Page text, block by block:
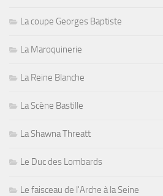
La coupe Georges Baptiste
La Maroquinerie
La Reine Blanche
La Scène Bastille
La Shawna Threatt
Le Duc des Lombards
Le faisceau de l'Arche à la Seine